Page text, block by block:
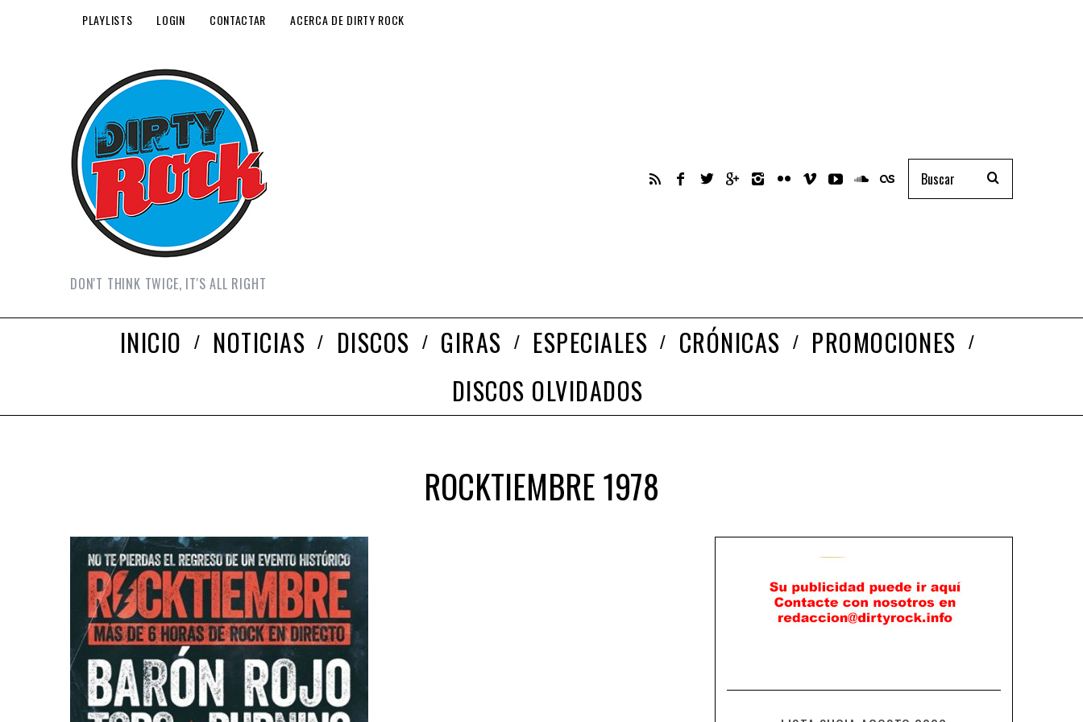
PLAYLISTS LOGIN CONTACTAR ACERCA DE DIRTY ROCK
DON'T THINK TWICE, IT'S ALL RIGHT
INICIO NOTICIAS DISCOS GIRAS ESPECIALES CRÓNICAS
PROMOCIONES
DISCOS OLVIDADOS
ROCKTIEMBRE 1978